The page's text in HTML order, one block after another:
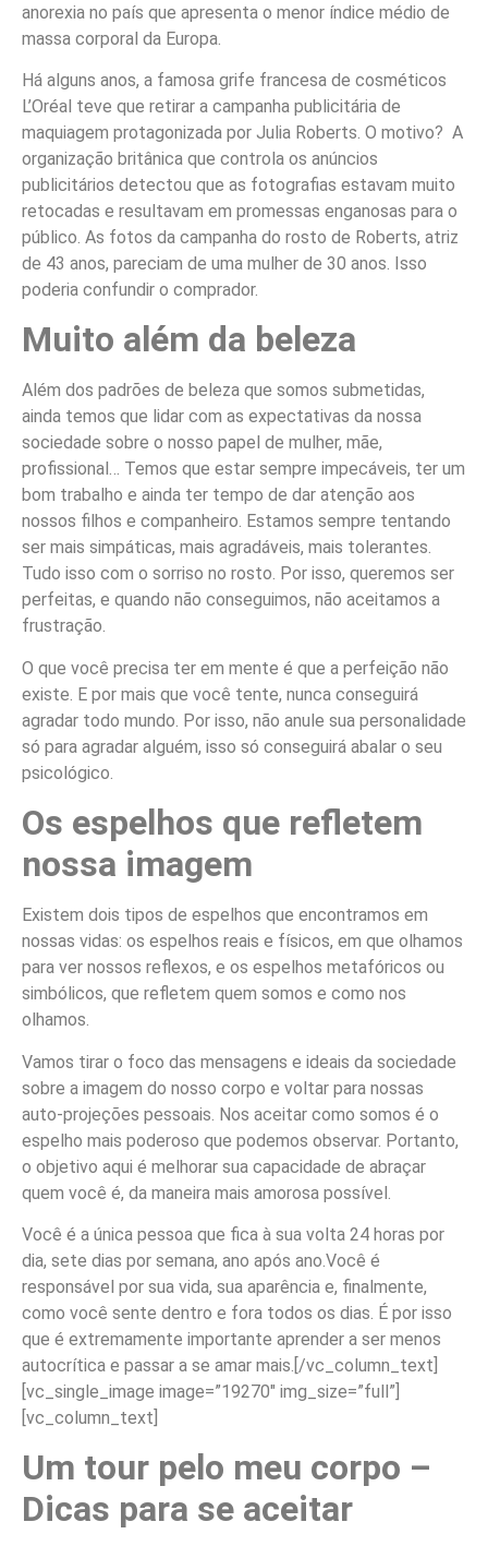
anorexia no país que apresenta o menor índice médio de
massa corporal da Europa.
Há alguns anos, a famosa grife francesa de cosméticos
L’Oréal teve que retirar a campanha publicitária de
maquiagem protagonizada por Julia Roberts. O motivo? A
organização britânica que controla os anúncios
publicitários detectou que as fotografias estavam muito
retocadas e resultavam em promessas enganosas para o
público. As fotos da campanha do rosto de Roberts, atriz
de 43 anos, pareciam de uma mulher de 30 anos. Isso
poderia confundir o comprador.
Muito além da beleza
Além dos padrões de beleza que somos submetidas,
ainda temos que lidar com as expectativas da nossa
sociedade sobre o nosso papel de mulher, mãe,
profissional… Temos que estar sempre impecáveis, ter um
bom trabalho e ainda ter tempo de dar atenção aos
nossos filhos e companheiro. Estamos sempre tentando
ser mais simpáticas, mais agradáveis, mais tolerantes.
Tudo isso com o sorriso no rosto. Por isso, queremos ser
perfeitas, e quando não conseguimos, não aceitamos a
frustração.
O que você precisa ter em mente é que a perfeição não
existe. E por mais que você tente, nunca conseguirá
agradar todo mundo. Por isso, não anule sua personalidade
só para agradar alguém, isso só conseguirá abalar o seu
psicológico.
Os espelhos que refletem
nossa imagem
Existem dois tipos de espelhos que encontramos em
nossas vidas: os espelhos reais e físicos, em que olhamos
para ver nossos reflexos, e os espelhos metafóricos ou
simbólicos, que refletem quem somos e como nos
olhamos.
Vamos tirar o foco das mensagens e ideais da sociedade
sobre a imagem do nosso corpo e voltar para nossas
auto-projeções pessoais. Nos aceitar como somos é o
espelho mais poderoso que podemos observar. Portanto,
o objetivo aqui é melhorar sua capacidade de abraçar
quem você é, da maneira mais amorosa possível.
Você é a única pessoa que fica à sua volta 24 horas por
dia, sete dias por semana, ano após ano.Você é
responsável por sua vida, sua aparência e, finalmente,
como você sente dentro e fora todos os dias. É por isso
que é extremamente importante aprender a ser menos
autocrítica e passar a se amar mais. [/vc_column_text]
[vc_single_image image=”19270″ img_size=”full”]
[vc_column_text]
Um tour pelo meu corpo –
Dicas para se aceitar